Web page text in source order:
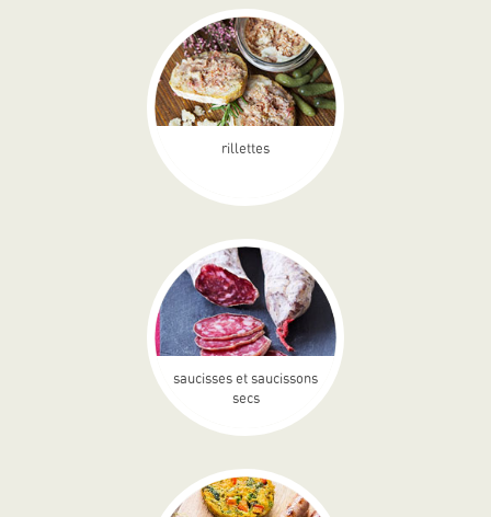
rillettes
saucisses et saucissons
secs